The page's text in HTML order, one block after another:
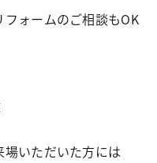
ォームのご相談もOK
いただいた方には